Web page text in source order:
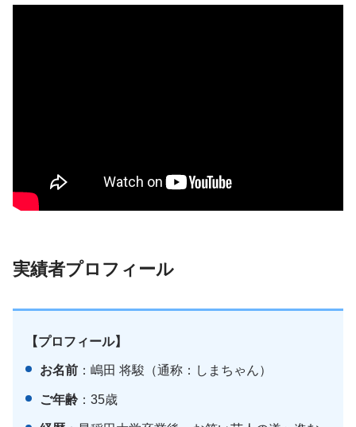
実績者プロフィール
【プロフィール】
お名前 ：嶋田 将駿（通称：しまちゃん）
ご年齢 ：35歳